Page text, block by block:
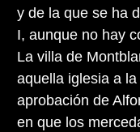
y de la que se ha
I, aunque no hay
La villa de
aquella iglesia a
aprobación de
en que los